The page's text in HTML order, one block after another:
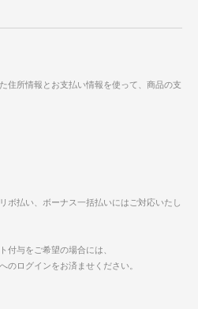
住所情報とお支払い情報を使って、商品の支
ボ払い、ボーナス一括払いにはご対応いたし
付与をご希望の場合には、
のログインをお済ませください。